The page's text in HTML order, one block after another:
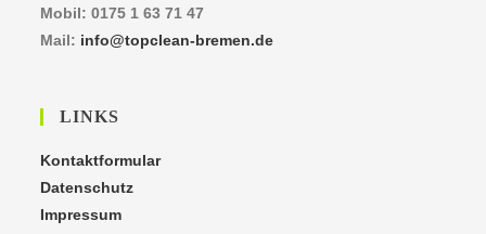
Mobil: 0175 1 63 71 47
Mail: info@topclean-bremen.de
LINKS
Kontaktformular
Datenschutz
Impressum